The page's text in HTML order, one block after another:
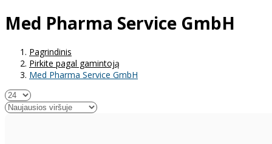
Med Pharma Service GmbH
Pagrindinis
Pirkite pagal gamintoją
Med Pharma Service GmbH